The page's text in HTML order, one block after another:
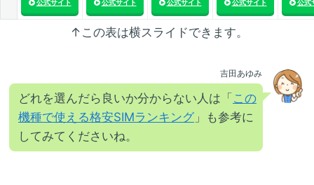
公式サイト 公式サイト 公式サイト 公式サイト 公式
↑この表は横スライドできます。
吉田あゆみ
どれを選んだら良いか分からない人は「 この
機種で使える格安SIMランキング 」も参考に
してみてくださいね。